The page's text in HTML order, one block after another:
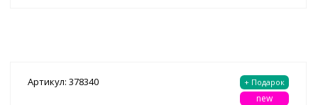
Артикул: 378340 + Подарок
new